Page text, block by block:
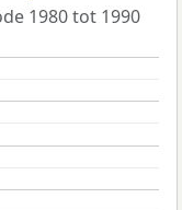
1980 tot 1990